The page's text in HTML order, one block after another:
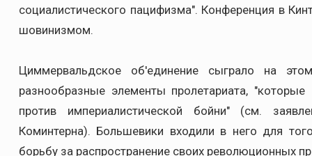
социалистического пацифизма". Конференция в
шовинизмом.
Циммервальдское об'единение сыграло на
разнообразные элементы пролетариата,
против империалистической бойни" (см.
Коминтерна). Большевики входили в него для
борьбу за распространение своих революционных